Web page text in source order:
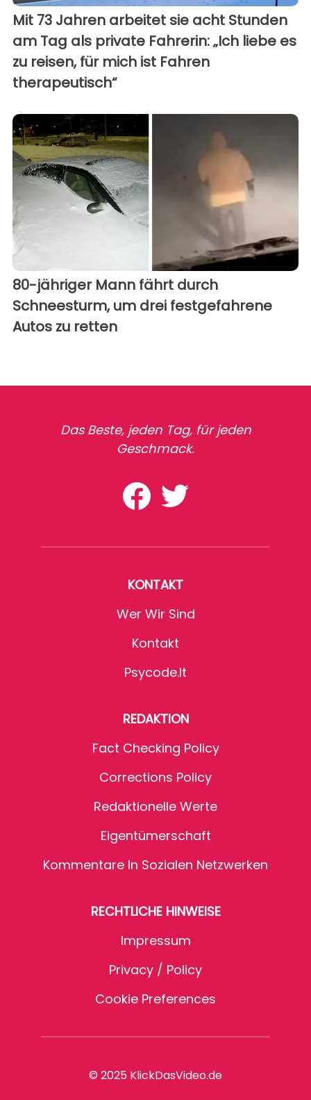
Mit 73 Jahren arbeitet sie acht Stunden
am Tag als private Fahrerin: „Ich liebe es
zu reisen, für mich ist Fahren
therapeutisch“
80-jähriger Mann fährt durch
Schneesturm, um drei festgefahrene
Autos zu retten
Das Beste, jeden Tag, für jeden
Geschmack.
KONTAKT
Wer Wir Sind
Kontakt
Psycode.it
REDAKTION
Fact Checking Policy
Corrections Policy
Redaktionelle Werte
Eigentümerschaft
Kommentare In Sozialen Netzwerken
RECHTLICHE HINWEISE
Impressum
Privacy / Policy
Cookie Preferences
© 2025 KlickDasVideo.de